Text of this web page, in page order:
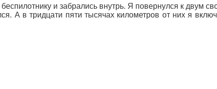
и забрались внутрь. Я повернулся к двум
А в тридцати пяти тысячах километров от них я